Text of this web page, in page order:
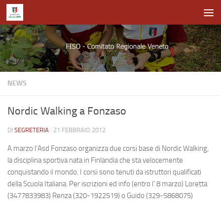
Salta al contenuto
NEWS
Nordic Walking a Fonzaso
DI SEGRETERIA · 21 FEBBRAIO 2012
A marzo l’Asd Fonzaso organizza due corsi base di Nordic Walking,
la disciplina sportiva nata in Finlandia che sta velocemente
conquistando il mondo. I corsi sono tenuti da istruttori qualificati
della Scuola Italiana. Per iscrizioni ed info (entro l’ 8 marzo) Loretta
(3477833983) Renza (320-1922519) o Guido (329-5868075)